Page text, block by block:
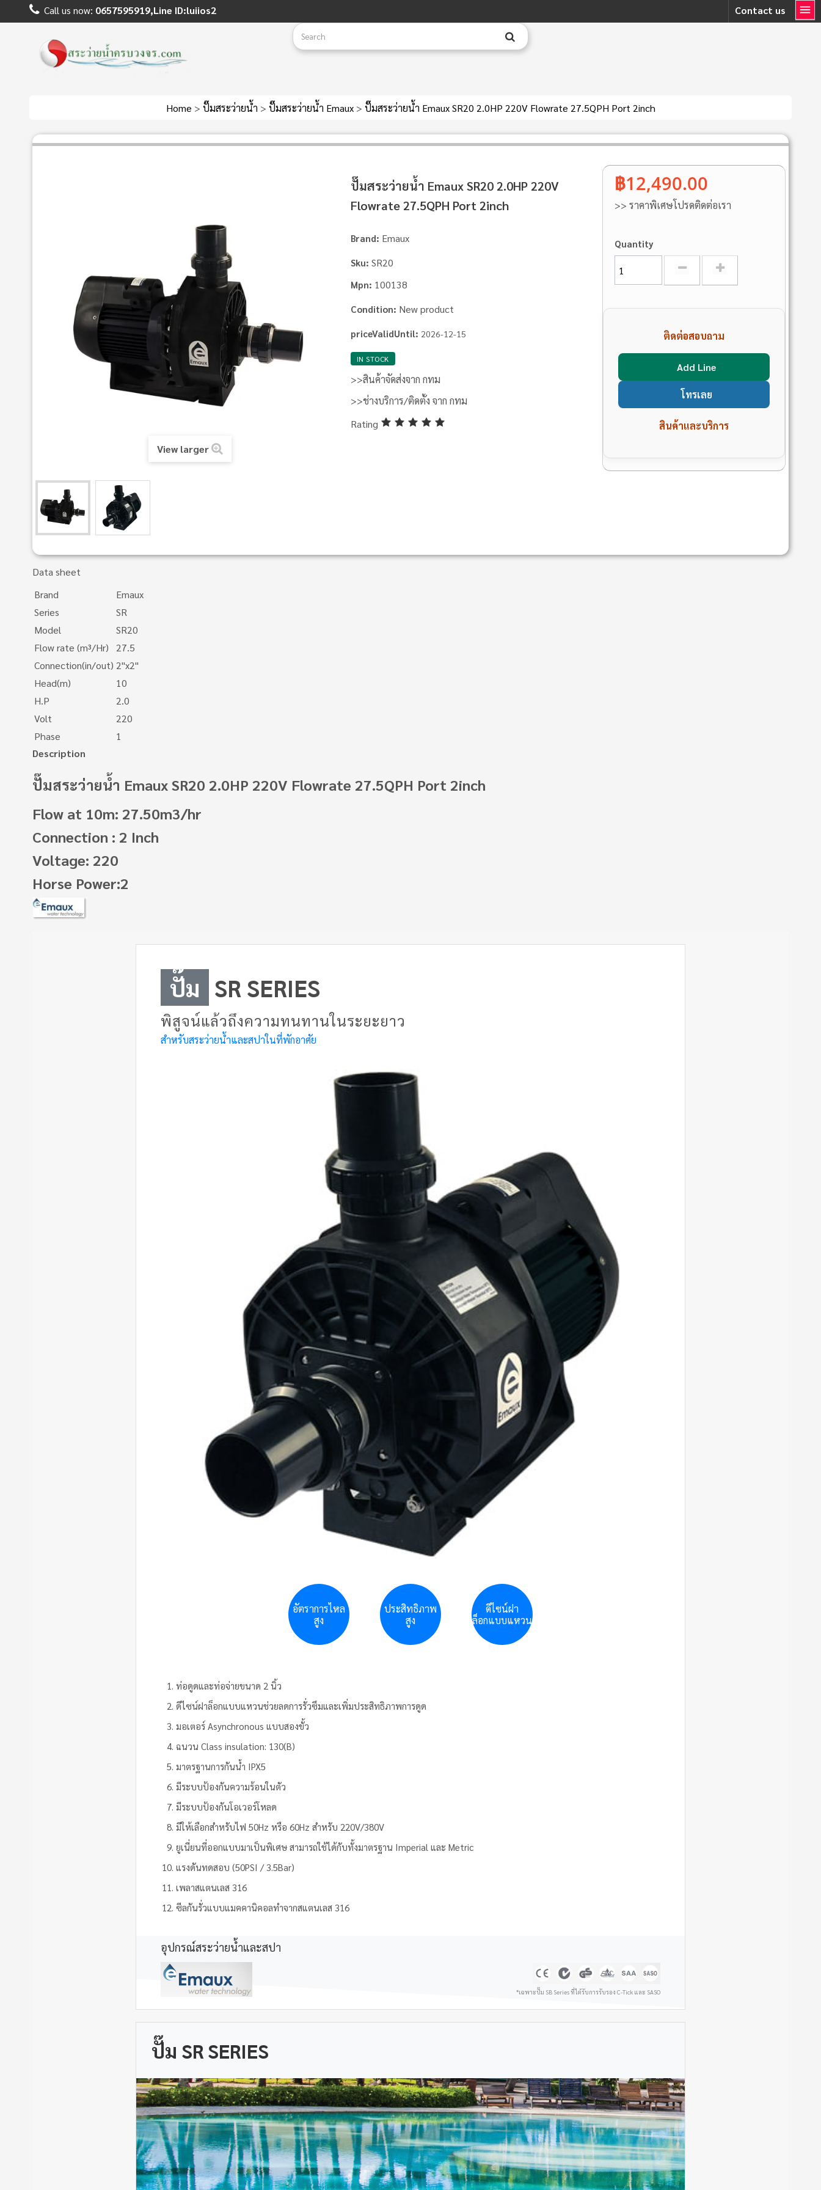
Contact us
Call us now: 0657595919,Line ID:luiios2
Home > ปั๊มสระว่ายน้ำ > ปั๊มสระว่ายน้ำ Emaux > ปั๊มสระว่ายน้ำ Emaux SR20 2.0HP 220V Flowrate 27.5QPH Port 2inch
View larger
ปั๊มสระว่ายน้ำ Emaux SR20 2.0HP 220V
Flowrate 27.5QPH Port 2inch
Brand: Emaux
Sku: SR20
Mpn: 100138
Condition: New product
priceValidUntil: 2026-12-15
IN STOCK
>>สินค้าจัดส่งจาก กทม
>>ช่างบริการ/ติดตั้ง จาก กทม
Rating
฿12,490.00
>> ราคาพิเศษโปรดติดต่อเรา
Quantity
ติดต่อสอบถาม
Add Line
โทรเลย
สินค้าและบริการ
Data sheet
Brand
Emaux
Series
SR
Model
SR20
Flow rate (m³/Hr)
27.5
Connection(in/out) 2"x2"
Head(m)
10
H.P
2.0
Volt
220
Phase
1
Description
ปั๊มสระว่ายน้ำ Emaux SR20 2.0HP 220V Flowrate 27.5QPH Port 2inch
Flow at 10m: 27.50m3/hr
Connection : 2 Inch
Voltage: 220
Horse Power:2
ปั๊ม SR SERIES
พิสูจน์แล้วถึงความทนทานในระยะยาว
สำหรับสระว่ายน้ำและสปาในที่พักอาศัย
อัตราการไหล
สูง
ประสิทธิภาพ
สูง
ดีไซน์ฝา
ล็อกแบบแหวน
ท่อดูดและท่อจ่ายขนาด 2 นิ้ว
ดีไซน์ฝาล็อกแบบแหวนช่วยลดการรั่วซึมและเพิ่มประสิทธิภาพการดูด
มอเตอร์ Asynchronous แบบสองขั้ว
ฉนวน Class insulation: 130(B)
มาตรฐานการกันน้ำ IPX5
มีระบบป้องกันความร้อนในตัว
มีระบบป้องกันโอเวอร์โหลด
มีให้เลือกสำหรับไฟ 50Hz หรือ 60Hz สำหรับ 220V/380V
ยูเนี่ยนที่ออกแบบมาเป็นพิเศษ สามารถใช้ได้กับทั้งมาตรฐาน Imperial และ Metric
แรงดันทดสอบ (50PSI / 3.5Bar)
เพลาสแตนเลส 316
ซีลกันรั่วแบบแมคคานิคอลทำจากสแตนเลส 316
อุปกรณ์สระว่ายน้ำและสปา
*เฉพาะปั๊ม SB Series ที่ได้รับการรับรอง C-Tick และ SASO
ปั๊ม SR SERIES